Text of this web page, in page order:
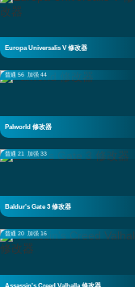
Europa Universalis V 修改器
普通 56 加强 44
Palworld 修改器
普通 21 加强 33
Baldur's Gate 3 修改器
普通 20 加强 16